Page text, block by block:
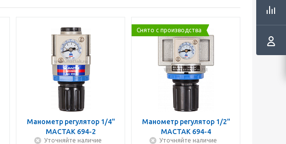
Манометр регулятор 1/4"
МАСТАК 694-2
Уточняйте наличие
Снято с производства
Манометр регулятор 1/2"
МАСТАК 694-4
Уточняйте наличие